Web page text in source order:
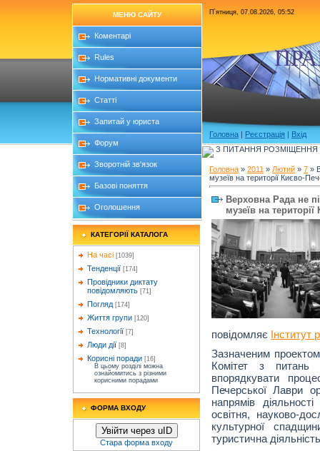
МЕНЮ САЙТУ
Коментарі
Rules
Нормативні документи
Статті
Запитай у юриста
Форум
Зворотній зв'язок
Базові поняття
Оголошення
КАТЕГОРІЇ КАТАЛОГА
На часі [1039]
Тенденції [174]
Провідники диктату
повідомляють [71]
Погляд [174]
Життя групи [120]
Технології [7]
Люди дії [8]
Корисні поради [16]
В цьому розділі можна
ознайомитись з різними
корисними порадами
ФОРМА ВХОДУ
Увійти через uID
Стара форма входу
П`ятниця, 07.08.2026, 05:52
Головна | Реєстрація | Вхід
З ПИТАННЯ РОЗМІЩЕННЯ
Головна » 2011 » Лютий » 7 »
музеїв на території Києво-
Верховна Рада не
музеїв на
повідомляє Інститут
Зазначеним
Комітет з питань
впорядкувати
Печерської Лаври
напрямів
освітня, науково-
культурної
туристична